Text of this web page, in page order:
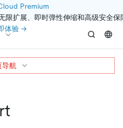
Premium
限扩展、即时弹性伸缩和高级安全保
体验 →
导航